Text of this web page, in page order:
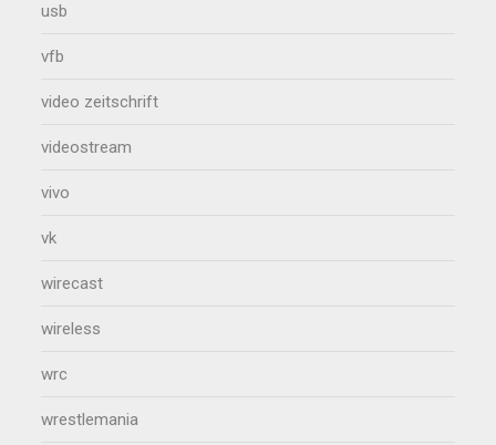
usb
vfb
video zeitschrift
videostream
vivo
vk
wirecast
wireless
wrc
wrestlemania